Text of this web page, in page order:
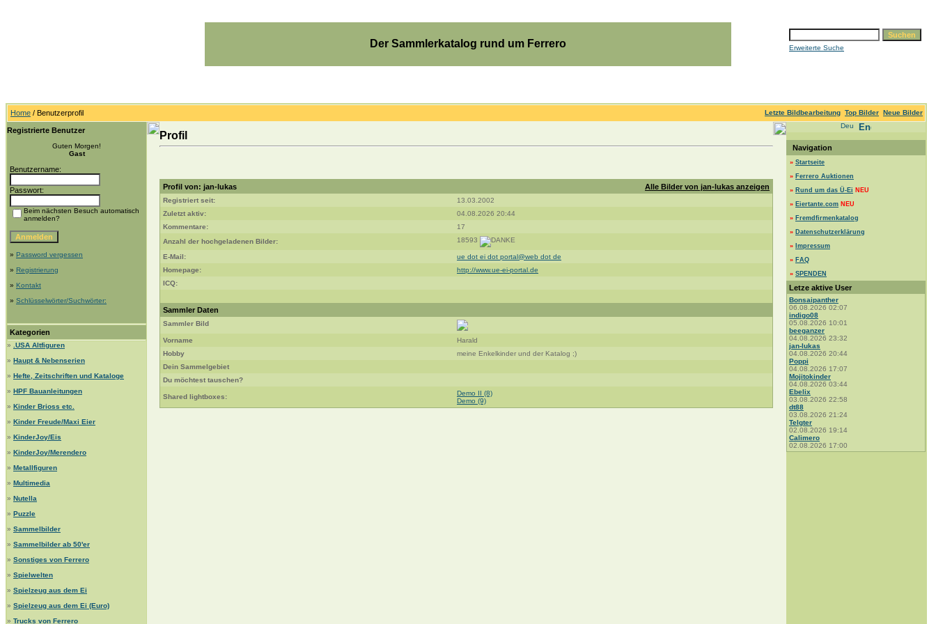
Der Sammlerkatalog rund um Ferrero Erweiterte Suche
Home / Benutzerprofil Letzte Bildbearbeitung Top Bilder Neue Bilder
Registrierte Benutzer
Guten Morgen!
Gast
Benutzername:
Passwort:
Beim nächsten Besuch automatisch
anmelden?
» Password vergessen
» Registrierung
» Kontakt
» Schlüsselwörter/Suchwörter:
Kategorien
»
.USA Altfiguren
» Haupt & Nebenserien
» Hefte, Zeitschriften und Kataloge
» HPF Bauanleitungen
» Kinder Brioss etc.
» Kinder Freude/Maxi Eier
» KinderJoy/Eis
» KinderJoy/Merendero
» Metallfiguren
» Multimedia
» Nutella
» Puzzle
» Sammelbilder
» Sammelbilder ab 50'er
» Sonstiges von Ferrero
» Spielwelten
» Spielzeug aus dem Ei
» Spielzeug aus dem Ei (Euro)
» Trucks von Ferrero
Profil
Profil von: jan-lukas Alle Bilder von jan-lukas anzeigen
Registriert seit:
13.03.2002
Zuletzt aktiv:
04.08.2026 20:44
Kommentare:
17
Anzahl der hochgeladenen Bilder:
18593
E-Mail:
ue dot ei dot portal@web dot de
Homepage:
http://www.ue-ei-portal.de
ICQ:
Sammler Daten
Sammler Bild
Vorname
Harald
Hobby
meine Enkelkinder und der Katalog ;)
Dein Sammelgebiet
Du möchtest tauschen?
Shared lightboxes:
Demo II (8)
Demo (9)
Navigation
» Startseite
» Ferrero Auktionen
» Rund um das Ü-Ei NEU
» Eiertante.com NEU
» Fremdfirmenkatalog
» Datenschutzerklärung
» Impressum
» FAQ
» SPENDEN
Letze aktive User
Bonsaipanther
06.08.2026 02:07
indigo08
05.08.2026 10:01
beeganzer
04.08.2026 23:32
jan-lukas
04.08.2026 20:44
Poppi
04.08.2026 17:07
Mojitokinder
04.08.2026 03:44
Ebelix
03.08.2026 22:58
dt88
03.08.2026 21:24
Telgter
02.08.2026 19:14
Calimero
02.08.2026 17:00